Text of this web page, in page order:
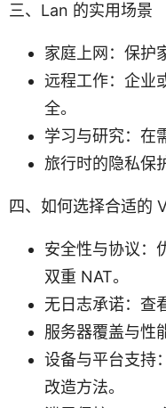
三、Lan 的实用场景
家庭上网：保护
远程工作：企业
全。
学习与研究：在
旅行时的隐私保
四、如何选择合适的
安全性与协议：
双重 NAT。
无日志承诺：查
服务器覆盖与性
设备与平台支持
改造方法。